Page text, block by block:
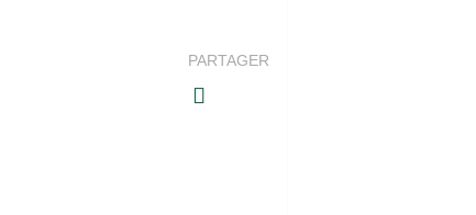
PARTAGER